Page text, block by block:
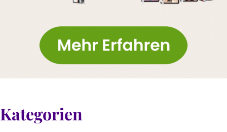
Kategorien